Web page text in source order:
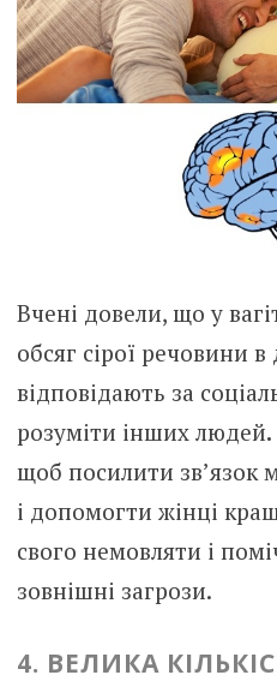
Вчені довели, що у
обсяг сірої речовини
відповідають за
розуміти інших людей.
щоб посилити зв’язок
і допомогти жінці
свого немовляти і
зовнішні загрози.
4. ВЕЛИКА